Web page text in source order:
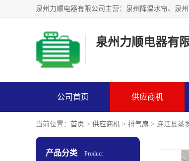
泉州力顺电器有
公司首页 供应商机
当前位置： 首页 > 供应商机 > 排气扇 > 连江县蒸
产品分类 Product